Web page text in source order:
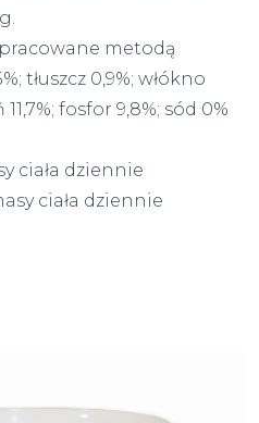
metodą
tłuszcz 0,9%; włókno
fosfor 9,8%; sód 0%
ciała dziennie
ciała dziennie